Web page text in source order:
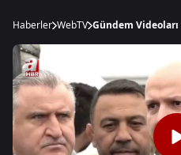
Haberler WebTV Gündem Videoları